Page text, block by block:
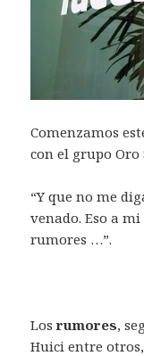
Comenzamos
con el grupo Oro
“Y que no me
venado. Eso a
rumores …”.
Losrumores,
Huici entre